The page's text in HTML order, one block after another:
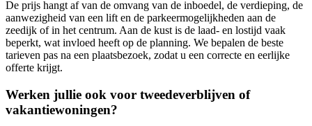
De prijs hangt af van de omvang van de inboedel, de verdieping, de
aanwezigheid van een lift en de parkeermogelijkheden aan de
zeedijk of in het centrum. Aan de kust is de laad- en lostijd vaak
beperkt, wat invloed heeft op de planning. We bepalen de beste
tarieven pas na een plaatsbezoek, zodat u een correcte en eerlijke
offerte krijgt.
Werken jullie ook voor tweedeverblijven of
vakantiewoningen?